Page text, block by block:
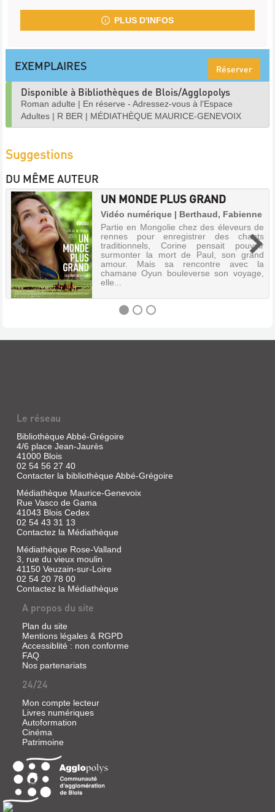
PLUS D'INFOS
EXEMPLAIRES Réserver
Disponible à Bibliothèques de Blois/Agglopolys
Roman adulte | En réserve - Adressez-vous à l'Espace
Adultes | R BER | MÉDIATHÈQUE MAURICE-GENEVOIX
Suggestions
DU MÊME AUTEUR
UN MONDE PLUS GRAND
Vidéo numérique | Berthaud, Fabienne
Partie en Mongolie chez des éleveurs de
rennes pour enregistrer des chants
traditionnels, Corine pensait pouvoir
surmonter la mort de Paul, son grand
amour. Mais sa rencontre avec la
chamane Oyun bouleverse son voyage,
elle...
numérique
Berthaud,
Fabienne
Partie
en
chez
des
éleveurs
de
rennes
enregistrer
des
chants
traditionnels,
Corine
pouvoir
surmonter
mort
de
Paul,
son
grand
amour.
Mais
rencontre
avec
chamane
Oyun
son
voyage,
elle...
Le réseau
Bibliothèque Abbé-Grégoire
4/6 place Jean-Jaurès
41000 Blois
02 54 56 27 40
Contacter la bibliothèque Abbé-Grégoire
Médiathèque Maurice-Genevoix
Rue Vasco de Gama
41043 Blois Cedex
02 54 43 31 13
Contactez la Médiathèque
Médiathèque Rose-Valland
3, rue du vieux moulin
41150 Veuzain-sur-Loire
02 54 20 78 00
Contactez la Médiathèque
A propos du site
Plan du site
Mentions légales & RGPD
Accessiblité : non conforme
FAQ
Nos partenariats
24/24
Mon compte lecteur
Livres numériques
Autoformation
Cinéma
Patrimoine